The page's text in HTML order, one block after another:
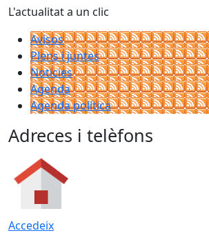
L'actualitat a un clic
Avisos
Plens i juntes
Noticies
Agenda
Agenda política
Adreces i telèfons
Accedeix